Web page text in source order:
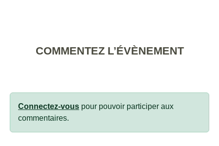
COMMENTEZ L’ÉVÈNEMENT
Connectez-vous pour pouvoir participer aux
commentaires.